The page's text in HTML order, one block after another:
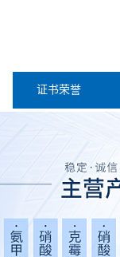
证书荣誉